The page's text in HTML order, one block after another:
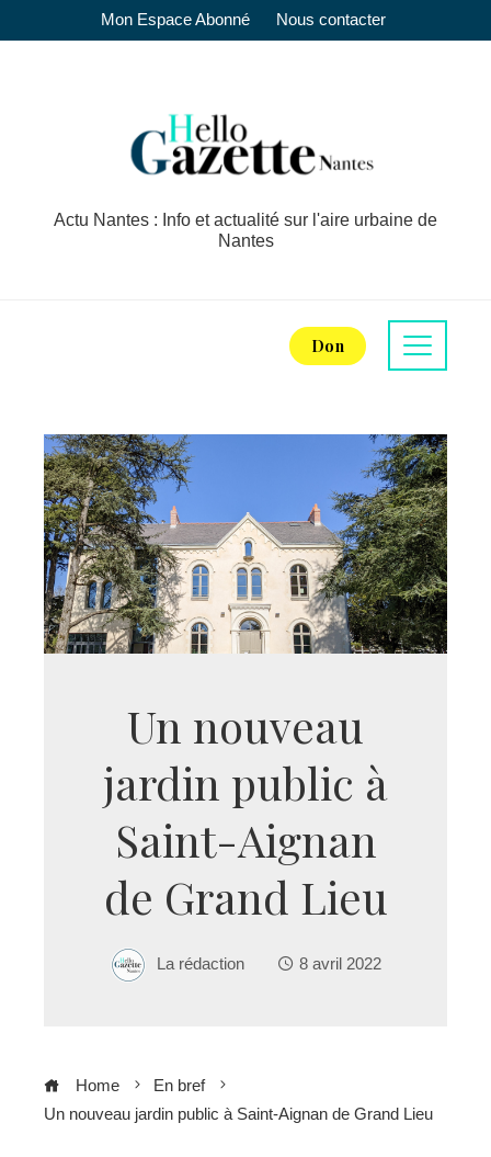
Mon Espace Abonné Nous contacter
Actu Nantes : Info et actualité sur l'aire urbaine de
Nantes
Don
Un nouveau
jardin public à
Saint-Aignan
de Grand Lieu
La rédaction 8 avril 2022
Home
En bref
Un nouveau jardin public à Saint-Aignan de Grand Lieu